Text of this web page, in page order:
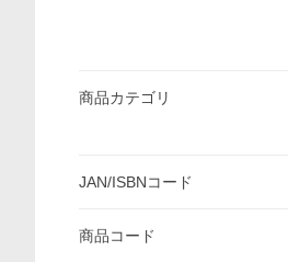
商品カテゴリ
JAN/ISBNコード
商品コード